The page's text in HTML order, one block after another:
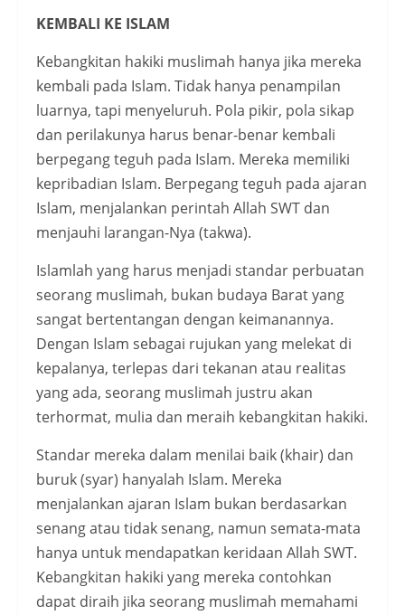
KEMBALI KE ISLAM
Kebangkitan hakiki muslimah hanya jika mereka
kembali pada Islam. Tidak hanya penampilan
luarnya, tapi menyeluruh. Pola pikir, pola sikap
dan perilakunya harus benar-benar kembali
berpegang teguh pada Islam. Mereka memiliki
kepribadian Islam. Berpegang teguh pada ajaran
Islam, menjalankan perintah Allah SWT dan
menjauhi larangan-Nya (takwa).
Islamlah yang harus menjadi standar perbuatan
seorang muslimah, bukan budaya Barat yang
sangat bertentangan dengan keimanannya.
Dengan Islam sebagai rujukan yang melekat di
kepalanya, terlepas dari tekanan atau realitas
yang ada, seorang muslimah justru akan
terhormat, mulia dan meraih kebangkitan hakiki.
Standar mereka dalam menilai baik (khair) dan
buruk (syar) hanyalah Islam. Mereka
menjalankan ajaran Islam bukan berdasarkan
senang atau tidak senang, namun semata-mata
hanya untuk mendapatkan keridaan Allah SWT.
Kebangkitan hakiki yang mereka contohkan
dapat diraih jika seorang muslimah memahami